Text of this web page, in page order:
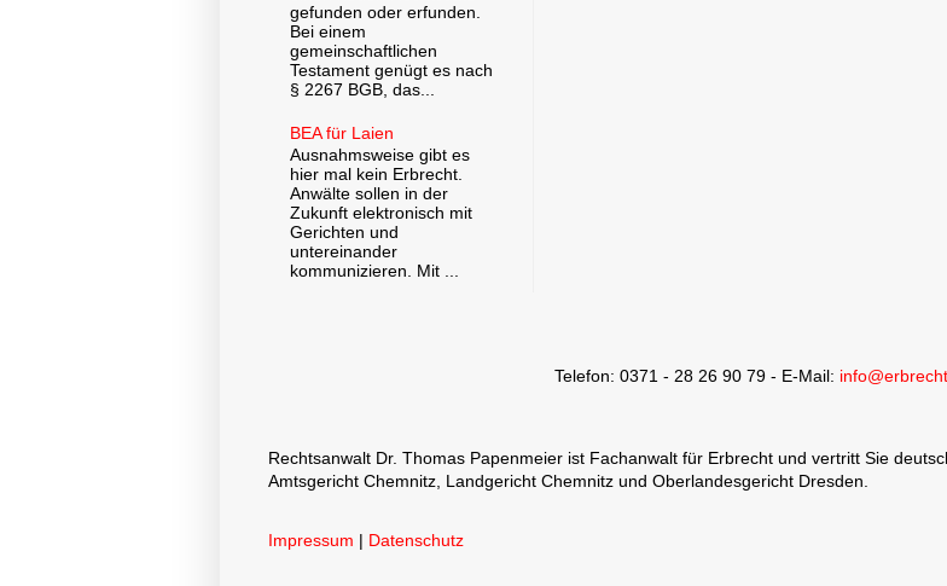
gefunden oder erfunden.
Bei einem
gemeinschaftlichen
Testament genügt es nach
§ 2267 BGB, das...
BEA für Laien
Ausnahmsweise gibt es
hier mal kein Erbrecht.
Anwälte sollen in der
Zukunft elektronisch mit
Gerichten und
untereinander
kommunizieren. Mit ...
Telefon: 0371 - 28 26 90 79 - E-Mail:
Rechtsanwalt Dr. Thomas Papenmeier ist Fachanwalt für Erbrecht und vertritt Sie
Amtsgericht Chemnitz, Landgericht Chemnitz und Oberlandesgericht Dresden.
Impressum | Datenschutz